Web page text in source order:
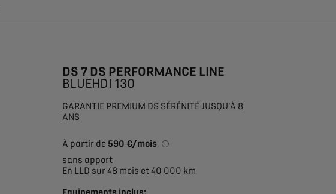
DS 7 DS PERFORMANCE LINE
BLUEHDI 130
GARANTIE PREMIUM DS SÉRÉNITÉ JUSQU'À 8
ANS
À partir de 590 €/mois
sans apport
En LLD sur 48 mois et 40 000 km